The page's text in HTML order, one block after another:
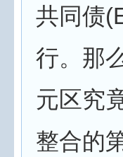
共同债
行。那
元区究
整合的